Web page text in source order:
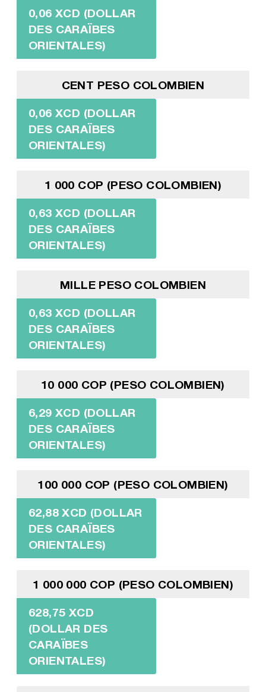
0,06 XCD (DOLLAR
DES CARAÏBES
ORIENTALES)
CENT PESO COLOMBIEN
0,06 XCD (DOLLAR
DES CARAÏBES
ORIENTALES)
1 000 COP (PESO COLOMBIEN)
0,63 XCD (DOLLAR
DES CARAÏBES
ORIENTALES)
MILLE PESO COLOMBIEN
0,63 XCD (DOLLAR
DES CARAÏBES
ORIENTALES)
10 000 COP (PESO COLOMBIEN)
6,29 XCD (DOLLAR
DES CARAÏBES
ORIENTALES)
100 000 COP (PESO COLOMBIEN)
62,88 XCD (DOLLAR
DES CARAÏBES
ORIENTALES)
1 000 000 COP (PESO COLOMBIEN)
628,75 XCD
(DOLLAR DES
CARAÏBES
ORIENTALES)